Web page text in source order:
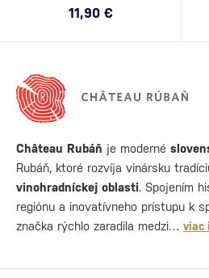
11,90 €
Château Rubáň je moderné
Rubáň, ktoré rozvíja vinársku
vinohradníckej oblasti. Spojením
regiónu a inovatívneho prístupu k
značka rýchlo zaradila medzi… viac